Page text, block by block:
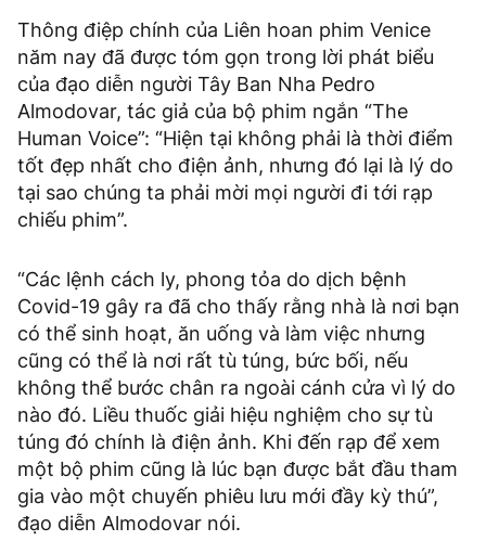
Thông điệp chính của Liên hoan phim Venice
năm nay đã được tóm gọn trong lời phát biểu
của đạo diễn người Tây Ban Nha Pedro
Almodovar, tác giả của bộ phim ngắn “The
Human Voice”: “Hiện tại không phải là thời điểm
tốt đẹp nhất cho điện ảnh, nhưng đó lại là lý do
tại sao chúng ta phải mời mọi người đi tới rạp
chiếu phim”.
“Các lệnh cách ly, phong tỏa do dịch bệnh
Covid-19 gây ra đã cho thấy rằng nhà là nơi bạn
có thể sinh hoạt, ăn uống và làm việc nhưng
cũng có thể là nơi rất tù túng, bức bối, nếu
không thể bước chân ra ngoài cánh cửa vì lý do
nào đó. Liều thuốc giải hiệu nghiệm cho sự tù
túng đó chính là điện ảnh. Khi đến rạp để xem
một bộ phim cũng là lúc bạn được bắt đầu tham
gia vào một chuyến phiêu lưu mới đầy kỳ thú”,
đạo diễn Almodovar nói.